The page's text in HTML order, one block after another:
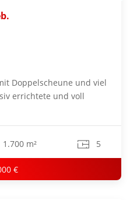
Doppelscheune und viel
errichtete und voll
1.700 m² 5
€